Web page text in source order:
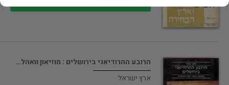
הרובע ההרודיאני בירושלים : מוזיאון וואהל…
ארץ ישראל